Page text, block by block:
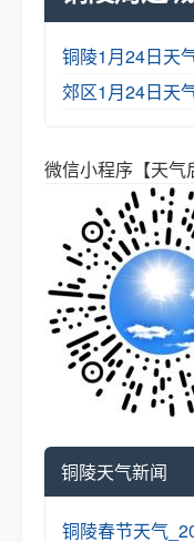
铜陵1月24日天
郊区1月24日天
微信小程序【天气
铜陵天气新闻
铜陵春节天气